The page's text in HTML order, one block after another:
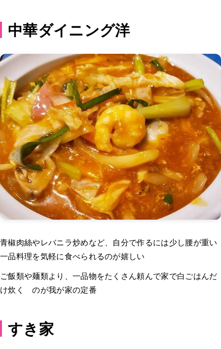
中華ダイニング洋
青椒肉絲やレバニラ炒めなど、自分で作るには少し腰が重い
一品料理を気軽に食べられるのが嬉しい
ご飯類や麺類より、一品物をたくさん頼んで家で白ごはんだ
け炊く のが我が家の定番
すき家